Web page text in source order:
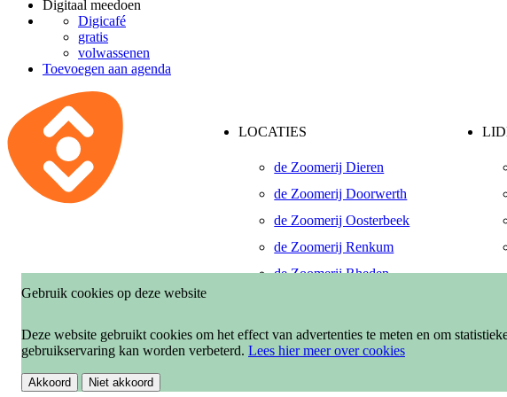
Gebruik cookies op deze website
Deze website gebruikt cookies om het effect van advertenties te meten en om
gebruikservaring kan worden verbeterd. Lees hier meer over cookies
Akkoord Niet akkoord
Digitaal meedoen
Digicafé
gratis
volwassenen
Toevoegen aan agenda
LOCATIES
de Zoomerij Dieren
de Zoomerij Doorwerth
de Zoomerij Oosterbeek
de Zoomerij Renkum
de Zoomerij Rheden
de Zoomerij Velp-Rozendaal